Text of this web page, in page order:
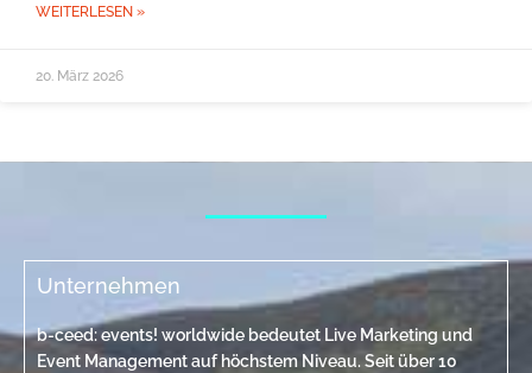
WEITERLESEN »
20. März 2026
Unternehmen
b-ceed: events! worldwide bedeutet Live Marketing und
Event Management auf höchstem Niveau. Seit über 10